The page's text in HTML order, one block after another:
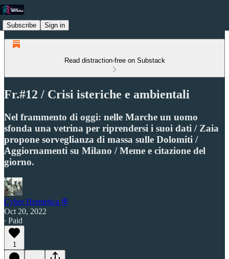
Subscribe Sign in
Read distraction-free on Substack
Fr.#12 / Crisi isteriche e ambientali
Nel frammento di oggi: nelle Marche un uomo
sfonda una vetrina per riprendersi i suoi dati / Zaia
propone sorveglianza di massa sulle Dolomiti /
Aggiornamenti su Milano / Meme e citazione del
giorno.
Cyber Hermetica 𐀏
Oct 20, 2022
∙ Paid
1